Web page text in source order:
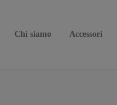
Chi siamo Accessori